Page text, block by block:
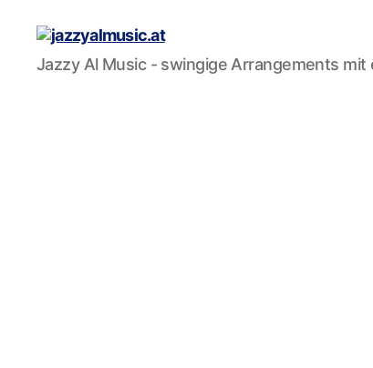
jazzyalmusic.at
Jazzy Al Music - swingige Arrangements